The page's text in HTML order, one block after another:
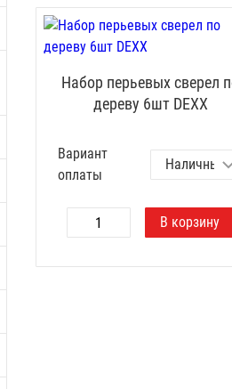
Набор перьевых сверел
дереву 6шт DEXX
Вариант
оплаты